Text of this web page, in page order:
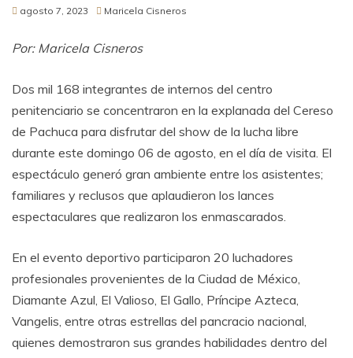
agosto 7, 2023 Maricela Cisneros
Por: Maricela Cisneros
Dos mil 168 integrantes de internos del centro
penitenciario se concentraron en la explanada del Cereso
de Pachuca para disfrutar del show de la lucha libre
durante este domingo 06 de agosto, en el día de visita. El
espectáculo generó gran ambiente entre los asistentes;
familiares y reclusos que aplaudieron los lances
espectaculares que realizaron los enmascarados.
En el evento deportivo participaron 20 luchadores
profesionales provenientes de la Ciudad de México,
Diamante Azul, El Valioso, El Gallo, Príncipe Azteca,
Vangelis, entre otras estrellas del pancracio nacional,
quienes demostraron sus grandes habilidades dentro del